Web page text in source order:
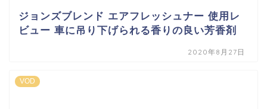
ジョンズブレンド エアフレッシュナー 使用レ
ビュー 車に吊り下げられる香りの良い芳香剤
2020年8月27日
VOD